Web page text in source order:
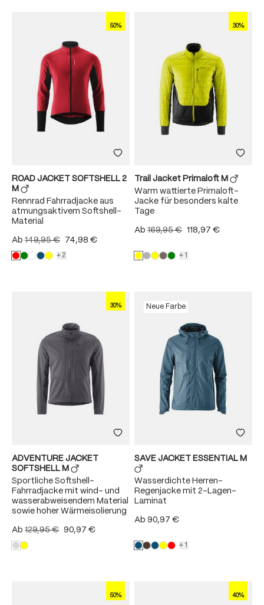
50%
+2
ROAD JACKET SOFTSHELL 2
M
Rennrad Fahrradjacke aus
atmungsaktivem Softshell-
Material
Ab 149,95 € 74,98 €
30%
+1
Trail Jacket Primaloft M
Warm wattierte Primaloft-
Jacke für besonders kalte
Tage
Ab 169,95 € 118,97 €
30%
ADVENTURE JACKET
SOFTSHELL M
Sportliche Softshell-
Fahrradjacke mit wind- und
wasserabweisendem Material
sowie hoher Wärmeisolierung
Ab 129,95 € 90,97 €
Neue Farbe
+1
SAVE JACKET ESSENTIAL M
Wasserdichte Herren-
Regenjacke mit 2-Lagen-
Laminat
Ab 90,97 €
50% 40%